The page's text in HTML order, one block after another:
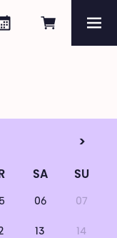
Book
Agenda
>
SA SU
06 07
13 14